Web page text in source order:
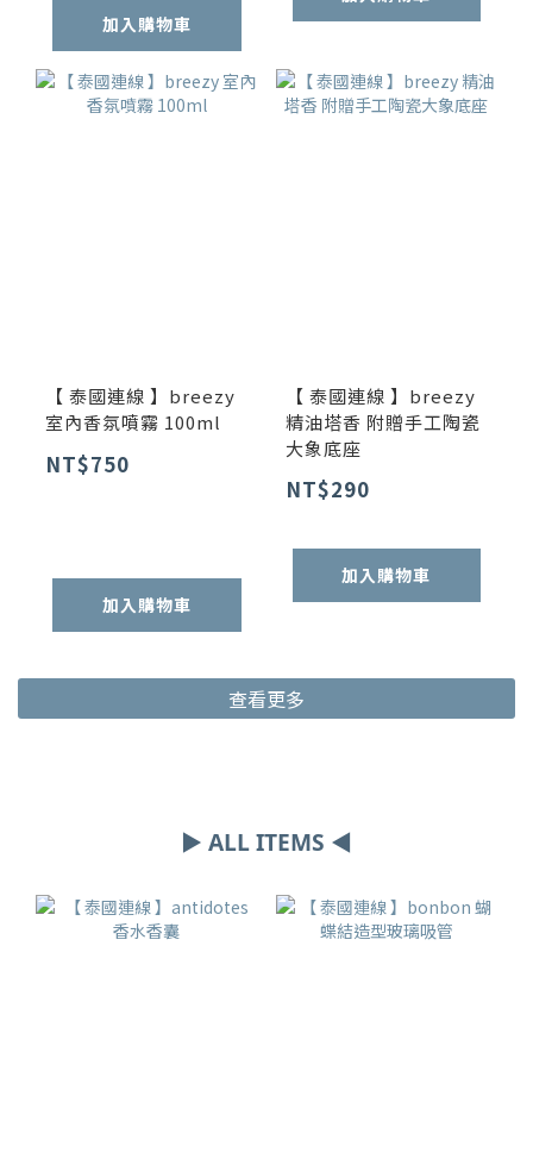
加入購物車
【 泰國連線 】breezy
室內香氛噴霧 100ml
NT$750
加入購物車
【 泰國連線 】breezy
精油塔香 附贈手工陶瓷
大象底座
NT$290
加入購物車
查看更多
▶ ALL ITEMS ◀